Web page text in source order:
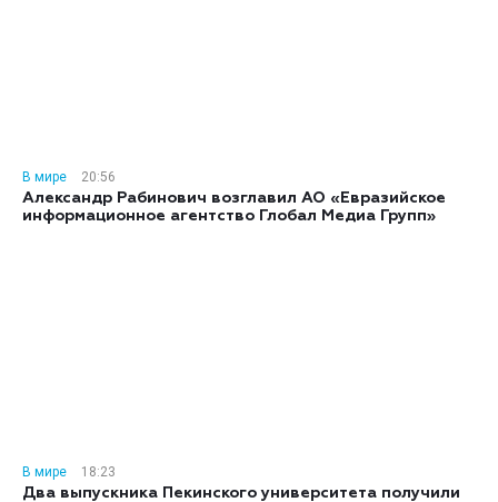
В мире
20:56
Александр Рабинович возглавил АО «Евразийское
информационное агентство Глобал Медиа Групп»
В мире
18:23
Два выпускника Пекинского университета получили